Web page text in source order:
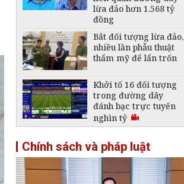
lừa đảo hơn 1.568 tỷ
đồng
Bắt đối tượng lừa đảo,
nhiều lần phẫu thuật
thẩm mỹ để lẩn trốn
Khởi tố 16 đối tượng
trong đường dây
đánh bạc trực tuyến
nghìn tỷ
cốt cán trong đường
dây dùng "app tình
cảm" lừa đảo hơn
2.300 tỉ đồng
Chính sách và pháp luật